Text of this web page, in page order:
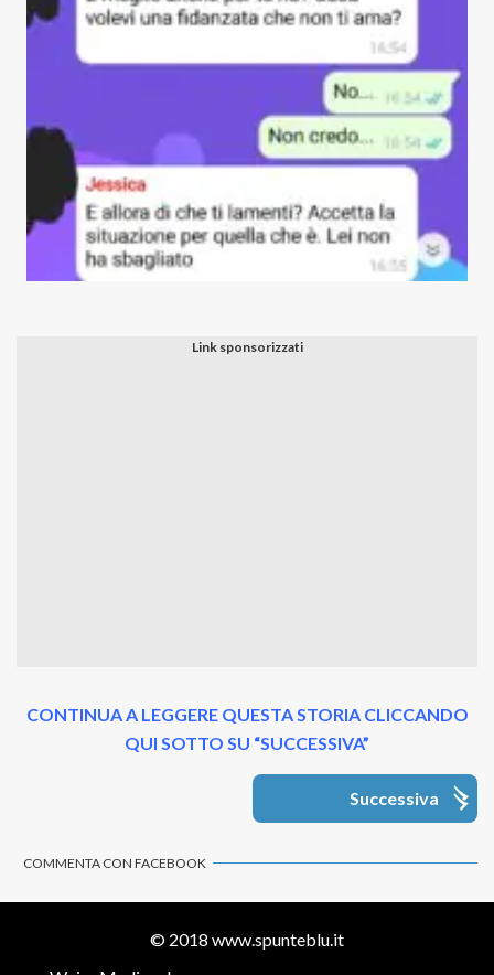
CONTINUA A LEGGERE QUESTA STORIA CLICCANDO
QUI SOTTO SU “SUCCESSIVA”
Successiva
COMMENTA CON FACEBOOK
© 2018 www.spunteblu.it